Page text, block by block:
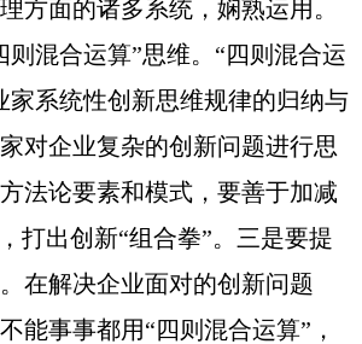
方面的诸多系统，娴熟运用。
则混合运算”思维。“四则混合运
家系统性创新思维规律的归纳与
对企业复杂的创新问题进行思
法论要素和模式，要善于加减
打出创新“组合拳”。三是要提
在解决企业面对的创新问题
能事事都用“四则混合运算”，